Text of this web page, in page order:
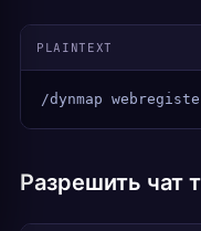
PLAINTEXT
/dynmap
Разрешить чат